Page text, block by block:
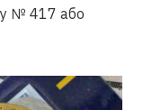
№ 417 або